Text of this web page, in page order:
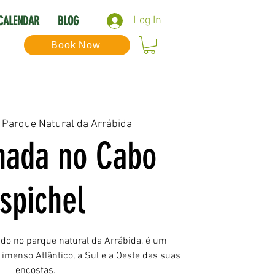
Log In
BLOG
Book Now
Parque Natural da Arrábida
no Cabo
no parque natural da Arrábida, é um
Atlântico, a Sul e a Oeste das suas
encostas.